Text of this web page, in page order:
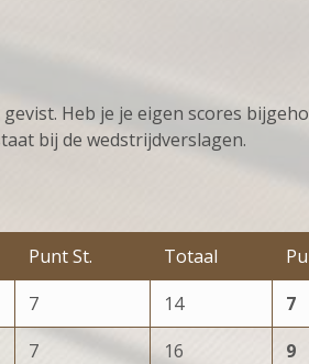
Heb je je eigen scores
bij de wedstrijdverslagen.
Punt St. Totaal
7 14
7
7 16
9